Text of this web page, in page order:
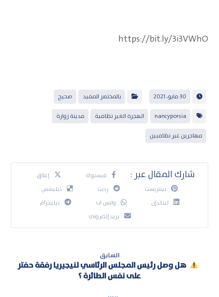
https://bit.ly/3i3VWhO
30 مايو، 2021 بالمختصر المفيد صحيح
nancyporsia الهجرة الغير نظامية مدينة زوارة
مهاجرين غير نظاميين
فيسبوك
إغلاق
بينتريست
رديت
ديليشس
لينكدإن
واتس اب
تيليجرام
بريد إلكتروني
السابق
هل وصل رئيس المجلس الرئاسي لنيجيريا رفقة حفتر
على نفس الطائرة ؟